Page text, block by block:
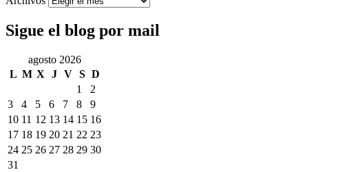
Sigue el blog por mail
agosto 2026
L M X J V S D
1
2
3
4 5 6 7 8
9
10 11 12 13 14 15 16
17 18 19 20 21 22 23
24 25 26 27 28 29 30
31